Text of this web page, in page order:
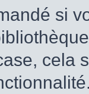
si
cela